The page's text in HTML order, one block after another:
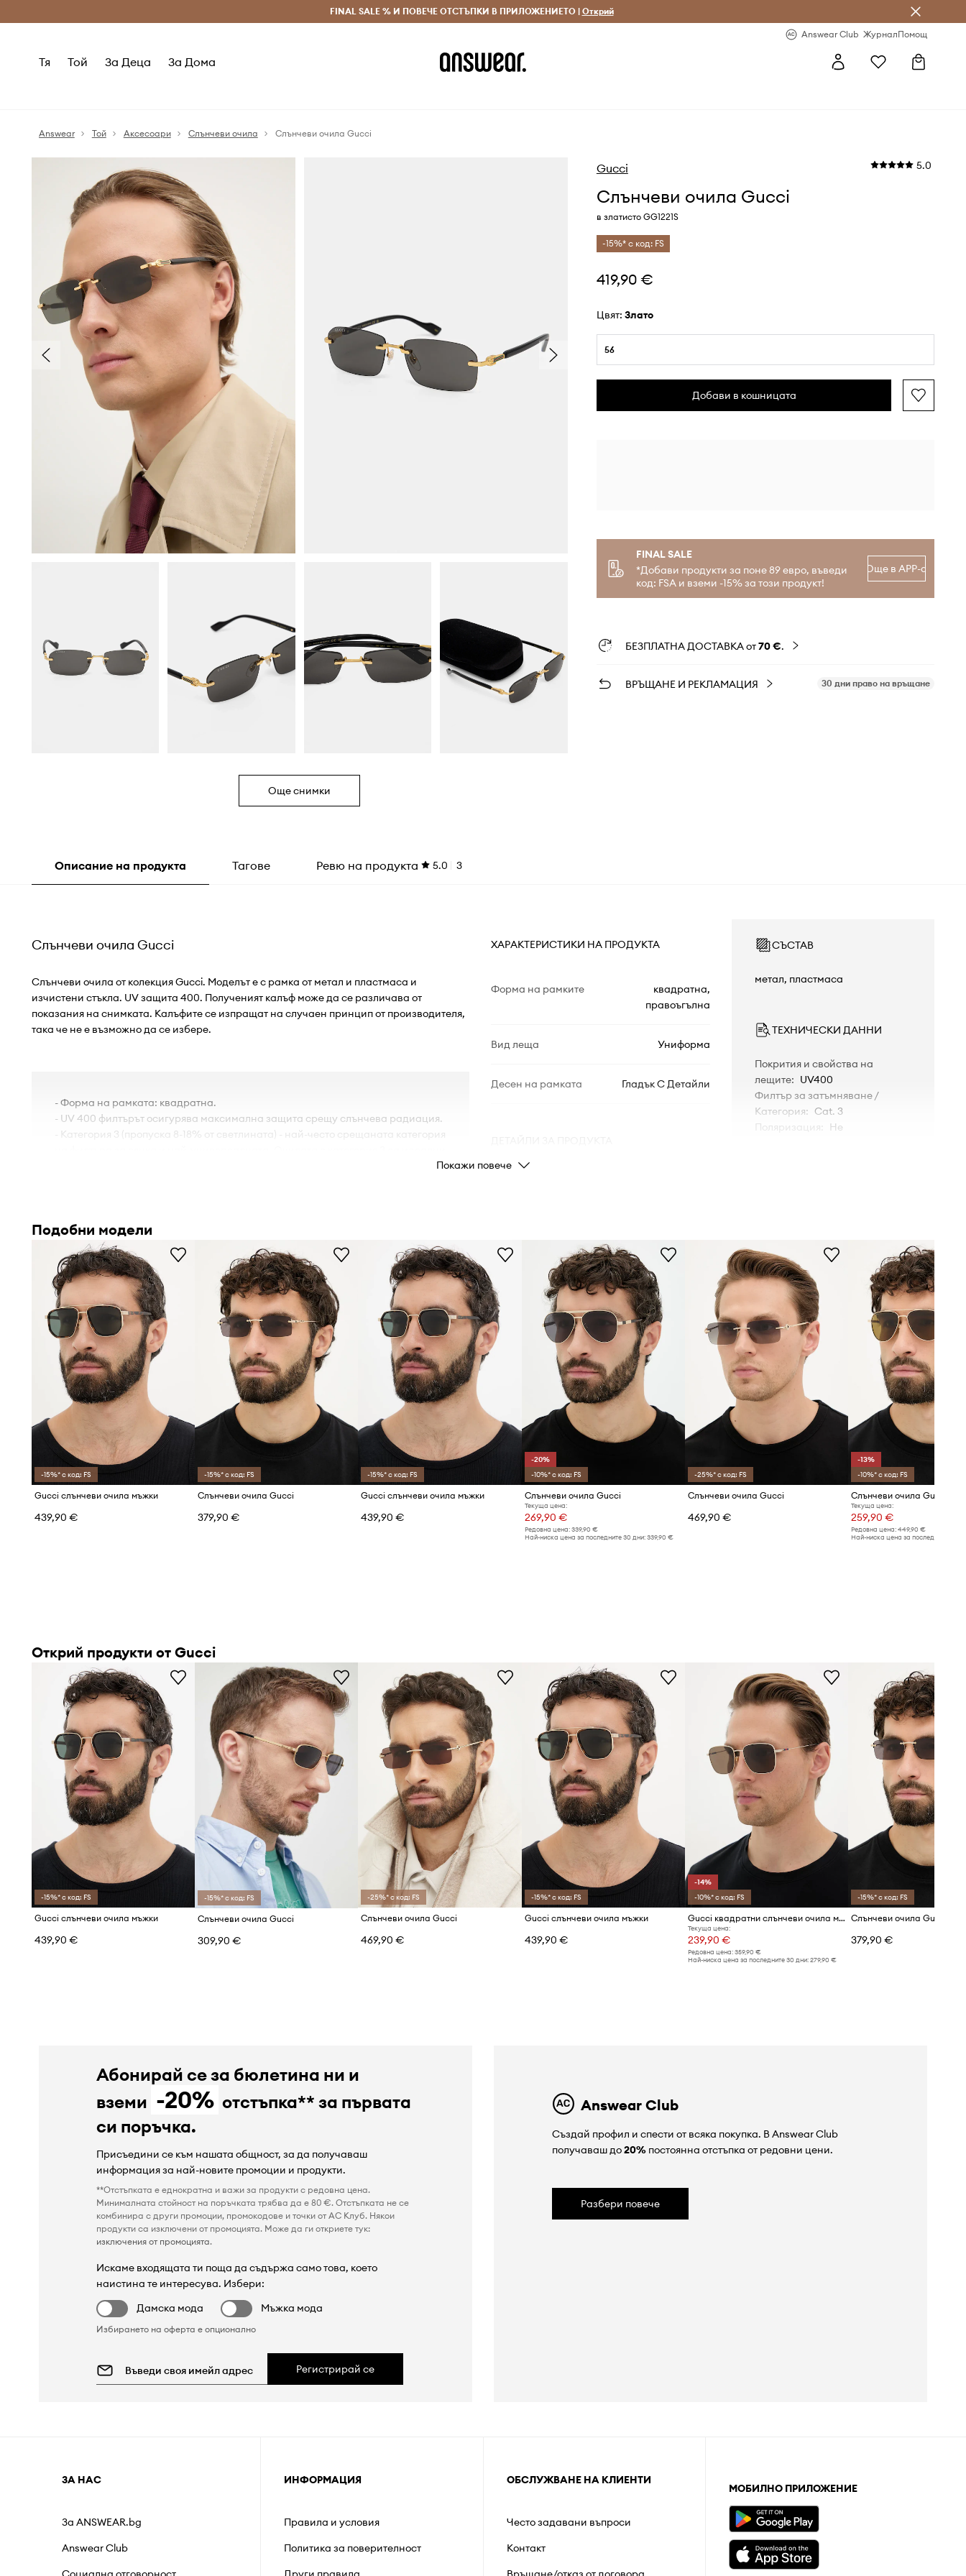
Безплатни доставка и връщане за поръчки над 70 EUR Доставка 1-5 дни
FINAL SALE % И ПОВЕЧЕ ОТСТЪПКИ В ПРИЛОЖЕНИЕТО | Открий
Answear Club ЖурналПомощ
Тя Той За Деца За Дома
Answear Той Аксесоари Слънчеви очила Слънчеви очила Gucci
Още снимки
Gucci 5.0
Слънчеви очила Gucci
в златисто GG1221S
-15%* с код: FS
419,90 €
Цвят: злато
56
Добави в кошницата
FINAL SALE
*Добави продукти за поне 89 евро, въведи
код: FSA и вземи -15% за този продукт!
Още в APP-а
БЕЗПЛАТНА ДОСТАВКА от70 €.
ВРЪЩАНЕ И РЕКЛАМАЦИЯ 30 дни право на връщане
Описание на продукта Тагове Ревю на продукта 5.0 3
Слънчеви очила Gucci
Слънчеви очила от колекция Gucci. Моделът е с рамка от метал и пластмаса и
изчистени стъкла. UV защита 400. Полученият калъф може да се различава от
показания на снимката. Калъфите се изпращат на случаен принцип от производителя,
така че не е възможно да се избере.
- Форма на рамката: квадратна.
- UV 400 филтърът осигурява максимална защита срещу слънчева радиация.
- Категория 3 (пропуска 8-18% от светлината) - най-често срещаната категория
за слънчеви дни при ежедневна употреба и по време на пътуване до горещи
- Ширина на стъклата: 57 mm.
ХАРАКТЕРИСТИКИ НА ПРОДУКТА
Форма на рамките
квадратна,
правоъгълна
Вид леща Униформа
Десен на рамката Гладък С Детайли
производителя
Цвят
Марка Gucci
Код на продукта
СЪСТАВ
метал, пластмаса
ТЕХНИЧЕСКИ ДАННИ
Покрития и свойства на
лещите: UV400
Филтър за затъмняване /
Категория: Cat. 3
Поляризация
Не
Покажи повече
Подобни модели
-15%* с код: FS
Gucci слънчеви очила мъжки
439,90 €
-15%* с код: FS
Слънчеви очила Gucci
379,90 €
-15%* с код: FS
Gucci слънчеви очила мъжки
439,90 €
-20%
-10%* с код: FS
Слънчеви очила Gucci
Текуща цена:
269,90 €
Редовна цена: 339,90 €
Най-ниска цена за последните 30 дни: 339,90 €
-25%* с код: FS
Слънчеви очила Gucci
469,90 €
-13%
-10%* с код: FS
Слънчеви очила Gucci
Текуща цена:
259,90 €
Редовна цена: 449,90 €
Най-ниска цена за последните 30
Открий продукти от Gucci
-15%* с код: FS
Gucci слънчеви очила мъжки
439,90 €
-15%* с код: FS
Слънчеви очила Gucci
309,90 €
-25%* с код: FS
Слънчеви очила Gucci
469,90 €
-15%* с код: FS
Gucci слънчеви очила мъжки
439,90 €
-14%
-10%* с код: FS
Gucci квадратни слънчеви очила мъжки
Текуща цена:
239,90 €
Редовна цена:359,90 €
Най-ниска цена за последните 30 дни:279,90 €
-15%* с код: FS
Слънчеви очила Gucci
379,90 €
Абонирай се за бюлетина ни и
вземи -20% отстъпка** за първата
си поръчка.
Присъедини се към нашата общност, за да получаваш
информация за най-новите промоции и продукти.
**Отстъпката е еднократна и важи за продукти с редовна цена.
Минималната стойност на поръчката трябва да е 80 €. Отстъпката не се
комбинира с други промоции, промокодове и точки от AC Клуб. Някои
продукти са изключени от промоцията. Може да ги откриете тук:
изключения от промоцията.
Искаме входящата ти поща да съдържа само това, което
наистина те интересува. Избери:
Дамска мода
Мъжка мода
Избирането на оферта е опционално
Регистрирай се
Answear Club
Създай профил и спести от всяка покупка. В Answear Club
получаваш до20%постоянна отстъпка от редовни цени.
Разбери повече
ЗА НАС
За ANSWEAR.bg
Answear Club
ИНФОРМАЦИЯ
Правила и условия
Политика за поверителност
ОБСЛУЖВАНЕ НА КЛИЕНТИ
Често задавани въпроси
Контакт
МОБИЛНО ПРИЛОЖЕНИЕ